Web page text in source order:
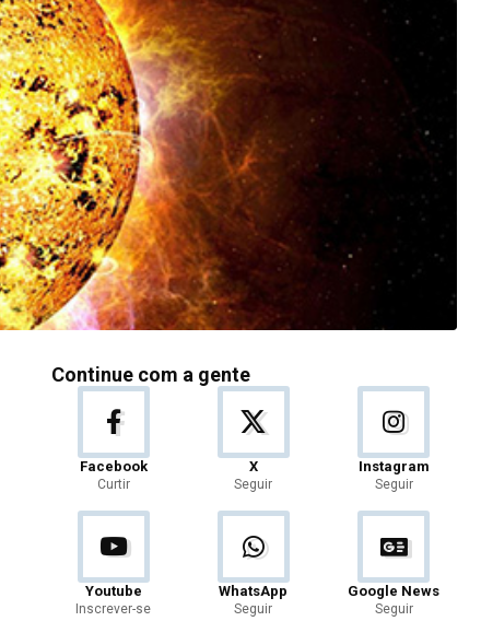
Continue com a gente
Facebook
Curtir
X
Seguir
Instagram
Seguir
Youtube
Inscrever-se
WhatsApp
Seguir
Google News
Seguir